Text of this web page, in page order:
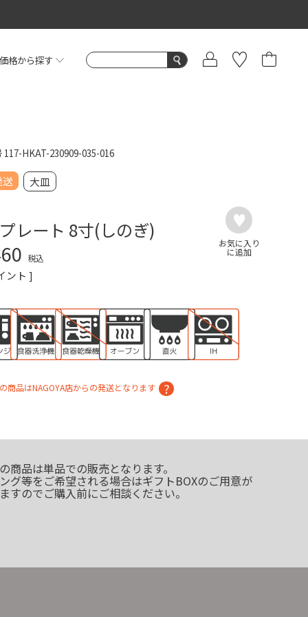
価格から探す
117-HKAT-230909-035-016
送 大皿
レート 8寸(しのぎ)
税込
ント ]
商品はNAGOYA店からの発送となります
商品は単品での販売となります。
グ等をご希望される場合はギフトBOXのご用意が
すのでご購入前にご相談ください。